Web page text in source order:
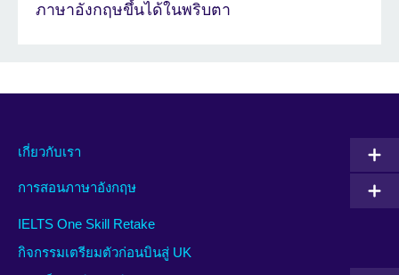
ภาษาอังกฤษขึ้นได้ในพริบตา
เกี่ยวกับเรา
การสอนภาษาอังกฤษ
IELTS One Skill Retake
กิจกรรมเตรียมตัวก่อนบินสู่ UK